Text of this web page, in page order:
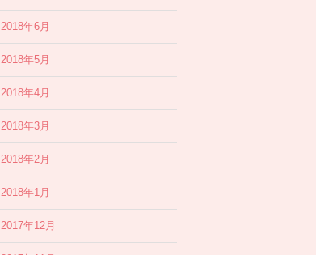
2018年6月
2018年5月
2018年4月
2018年3月
2018年2月
2018年1月
2017年12月